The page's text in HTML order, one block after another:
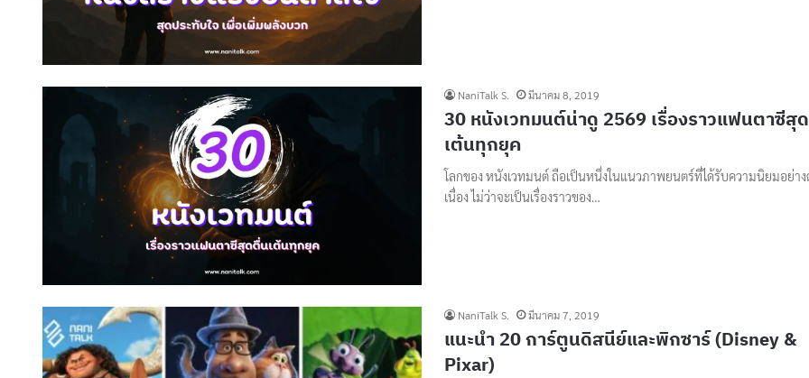
NaniTalk S. มีนาคม 8, 2019
30 หนังเวทมนต์น่าดู 2569 เรื่องราวแฟนตาซีสุ
เต้นทุกยุค
โลกของ หนังเวทมนต์ ถือเป็นหนึ่งในแนวภาพยนตร์ที่ได้รับความนิยมอย่าง
เนื่อง ไม่ว่าจะเป็นเรื่องราวของ…
NaniTalk S. มีนาคม 7, 2019
แนะนำ 20 การ์ตูนดิสนีย์และพิกซาร์ (Disney &
Pixar)